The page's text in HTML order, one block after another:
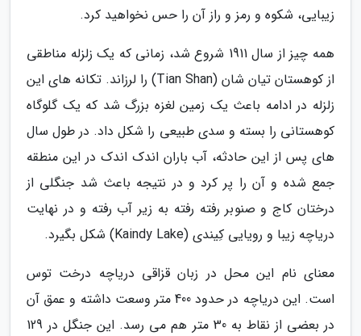
زیبایی، شکوه و رمز و راز آن را حس نخواهید کرد.
همه چیز از سال 1911 شروع شد، زمانی که یک زلزله مناطقی
از کوهستان تیان شان (Tian Shan) را لرزاند. تکانه های این
زلزله در ادامه باعث یک زمین لغزه بزرگ شد که یک گلوگاه
کوهستانی را بسته و سدی طبیعی را شکل داد. در طول سال
های پس از این حادثه، آب باران اندک اندک در این منطقه
جمع شده و آن را پر کرد و در نتیجه باعث شد جنگلی از
درختان کاج و صنوبر رفته رفته به زیر آب رفته و در نهایت
دریاچه زیبا و رویایی کِیندی (Kaindy Lake) شکل بگیرد.
معنای نام این محل در زبان قزاقی دریاچه درخت توس
است. این دریاچه در حدود 400 متر وسعت داشته و عمق آن
در بعضی از نقاط به 30 متر هم می رسد. این جنگل در 129